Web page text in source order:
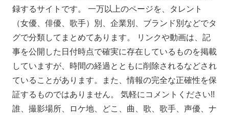
録するサイトです。 一万以上のページを、タレント
（女優、俳優、歌手）別、企業別、ブランド別などでタ
グで分類してまとめてあります。 リンクや動画は、記
事を公開した日付時点で確実に存在しているものを掲載
していますが、時間の経過とともに削除されるなどされ
ていることがあります。また、情報の完全な正確性を保
証するものではありません。 気軽にコメントください!!
誰、撮影場所、ロケ地、どこ、曲、歌、歌手、声優、ナ